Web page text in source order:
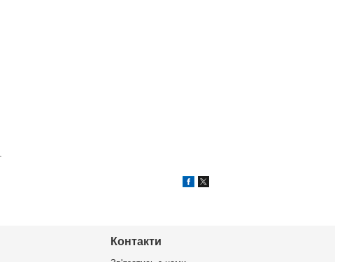
Контакти